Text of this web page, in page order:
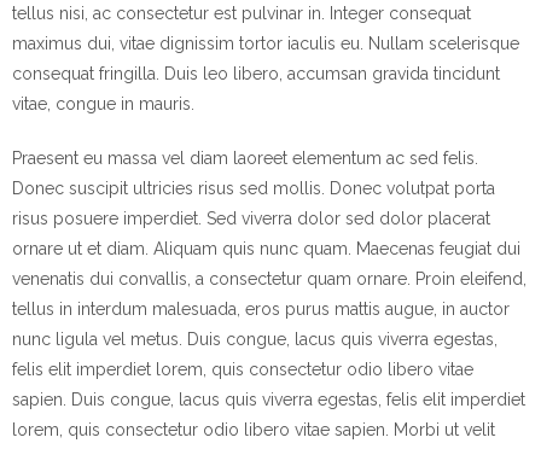
tellus nisi, ac consectetur est pulvinar in. Integer consequat
maximus dui, vitae dignissim tortor iaculis eu. Nullam scelerisque
consequat fringilla. Duis leo libero, accumsan gravida tincidunt
vitae, congue in mauris.
Praesent eu massa vel diam laoreet elementum ac sed felis.
Donec suscipit ultricies risus sed mollis. Donec volutpat porta
risus posuere imperdiet. Sed viverra dolor sed dolor placerat
ornare ut et diam. Aliquam quis nunc quam. Maecenas feugiat dui
venenatis dui convallis, a consectetur quam ornare. Proin eleifend,
tellus in interdum malesuada, eros purus mattis augue, in auctor
nunc ligula vel metus. Duis congue, lacus quis viverra egestas,
felis elit imperdiet lorem, quis consectetur odio libero vitae
sapien. Duis congue, lacus quis viverra egestas, felis elit imperdiet
lorem, quis consectetur odio libero vitae sapien. Morbi ut velit